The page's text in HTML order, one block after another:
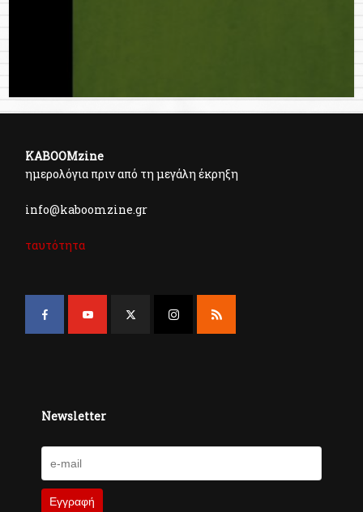
KABOOMzine
ημερολόγια πριν από τη μεγάλη έκρηξη
info@kaboomzine.gr
ταυτότητα
Newsletter